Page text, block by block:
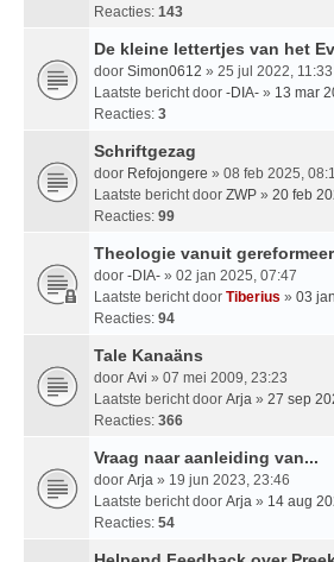
Reacties: 143
De kleine lettertjes van het
door Simon0612 » 25 jul 2022, 11:33
Laatste bericht door -DIA- » 13 mar
Reacties: 3
Schriftgezag
door Refojongere » 08 feb 2025,
Laatste bericht door ZWP » 20 feb
Reacties: 99
Theologie vanuit
door -DIA- » 02 jan 2025, 07:47
Laatste bericht door Tiberius » 03
Reacties: 94
Tale Kanaäns
door Avi » 07 mei 2009, 23:23
Laatste bericht door Arja » 27 sep
Reacties: 366
Vraag naar aanleiding van...
door Arja » 19 jun 2023, 23:46
Laatste bericht door Arja » 14 aug
Reacties: 54